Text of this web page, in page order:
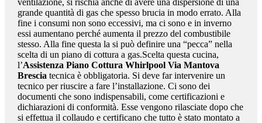
ventilazione, si rischia anche di avere una dispersione di una
grande quantità di gas che spesso brucia in modo errato. Alla
fine i consumi non sono eccessivi, ma ci sono e in inverno
essi aumentano perché aumenta il prezzo del combustibile
stesso. Alla fine questa la si può definire una “pecca” nella
scelta di un piano di cottura a gas.Scelta questa cucina,
l’Assistenza Piano Cottura Whirlpool Via Mantova
Brescia tecnica è obbligatoria. Si deve far intervenire un
tecnico per riuscire a fare l’installazione. Ci sono dei
documenti che sono indispensabili, come certificazioni e
dichiarazioni di conformità. Esse vengono rilasciate dopo che
si effettua il collaudo e certificano che tutto è stato montato a